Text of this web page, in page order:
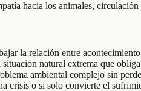
hacia los animales,
la relación entre
natural extrema que
ambiental complejo sin
crisis o si solo convierte el